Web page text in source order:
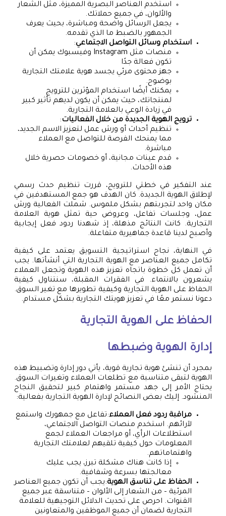
استخدم العناصر البصرية المميزة، مثل الشعار
والألوان، في جميع حملاتك.
يجعل الرسائل واضحة ومباشرة، بحيث يعرف
الجمهور بالضبط ما الذي تقدمه.
استخدام وسائل التواصل الاجتماعي:
منصات مثل Instagram وفيسبوك يمكن أن
تكون فعالة جدًا
جهز محتوى مرئي يجسد هوية علامتك التجارية
بوضوح.
يمكنك أيضًا استخدام المؤثرين للترويج
لمنتجاتك، حيث يمكن أن يكون لديهم تأثير كبير
في زيادة الوعي بالعلامة التجارية.
ترويج الهوية الجديدة من خلال الفعاليات:
تنظيم أحداث أو ورش عمل لتعزيز الاسم الجديد،
مما يمنحك الفرصة للتواصل مع العملاء
مباشرة.
قدم عينات مجانية، أو خصومات حصرية خلال
هذه الأحداث.
عند التفكير في خطتي للترويج، قررت تنظيم حدث رسمي
لإطلاق الهوية الجديدة. كان الهدف هو جمع المستهدفين في
مكان واحد لتجربتهم بشكل ملموس. شملت الفعالية ورش
عمل، وجلسات تفاعل، وعروض حية تمثل هوية العلامة
التجارية. كانت النتائج مذهلة، إذ شهدنا ردود فعل إيجابية
وأصبح لدينا قاعدة جماهيرية متفاعلة.
في النهاية، نجاح استراتيجية التسويق يعتمد على كيفية
تكامل جميع العناصر مع الهوية التجارية التي أنشأتها. يجب
أن تعمل كل خطوة باتجاه تعزيز هذه الهوية وتجعل العملاء
يشعرون بالانتماء. في الفقرات المقبلة، سنتناول كيفية
الحفاظ على الهوية التجارية وكيفية تطويرها مع تغير السوق.
دعونا نستمر معًا في تعزيز هويتك التجارية بشكل مستدام.
الحفاظ على الهوية التجارية
إدارة الهوية وضبطها
بمجرد أن تنشئ هوية تجارية قوية، يأتي دور إدارة وتضبيط هذه
الهوية لتبقى متناسبة مع تطلعات العملاء وتغيرات السوق.
يحتاج الأمر إلى جهد مستمر واهتمام كبير لتحقيق النجاح
المنشود. إليك بعض النصائح لإدارة الهوية التجارية بفعالية:
مراقبة ردود فعل العملاء:تفاعل مع جمهورك واستمع
لآرائهم. استخدم منصات التواصل الاجتماعي،
استطلاعات الرأي، أو مراجعات العملاء لجمع
المعلومات حول كيفية تلقيهم لعلامتك التجارية
واهتماماتهم.
إذا كانت هناك مشكلة تبرز، يجب عليك
معالجتها بسرعة وشفافية.
الحفاظ على تناسق الهوية:يجب أن تكون جميع العناصر
المرئية – من الشعار إلى الألوان – متناسقة عبر جميع
القنوات. احرص على تحديث الدلائل التوجيهية للعلامة
التجارية لضمان أن جميع الموظفين والمتعاونين